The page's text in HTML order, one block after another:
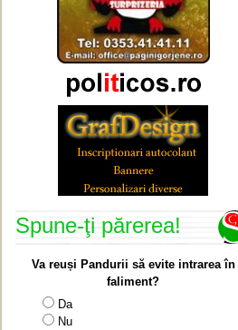
Spune-ţi părerea!
Va reuși Pandurii să evite intrarea în
faliment?
Da
Nu